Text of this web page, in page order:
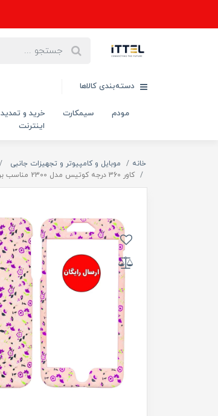
دسته‌بندی کالاها
مودم سیمکارت
خرید و تمدید
اینترنت
خانه موبایل و کامپیوتر و تجهیزات جانبی
کاور 360 درجه کوتیس مدل 2300 مناسب برای گوشی موبایل اپل Iphone 7 Plus / 8 Plus